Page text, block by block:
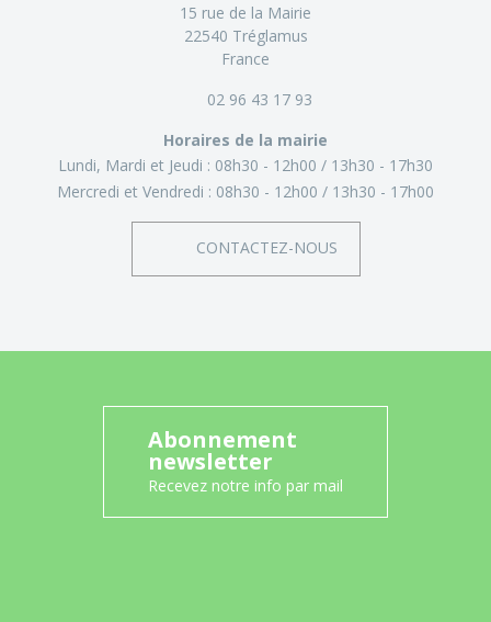
15 rue de la Mairie
22540 Tréglamus
France
02 96 43 17 93
Horaires de la mairie
Lundi, Mardi et Jeudi : 08h30 - 12h00
13h30 - 17h30
Mercredi et Vendredi : 08h30 - 12h00 13h30 - 17h00
CONTACTEZ-NOUS
Abonnement
newsletter
Recevez notre info par mail